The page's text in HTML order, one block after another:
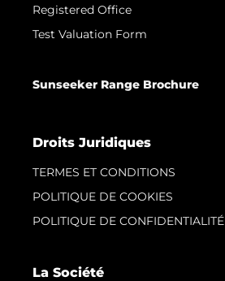
Registered Office
Test Valuation Form
Sunseeker Range Brochure
Droits Juridiques
TERMES ET CONDITIONS
POLITIQUE DE COOKIES
POLITIQUE DE CONFIDENTIALITÉ
La Société